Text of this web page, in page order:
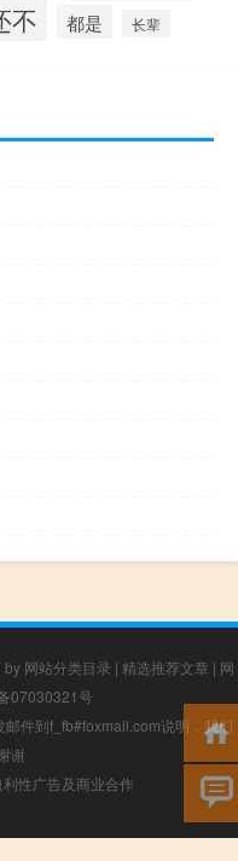
不 都是 长辈
by 网站分类目录 | 精选推荐文章 | 网
07030321号
件到f_fb#foxmail.com说明，我们
谢
性广告及商业合作